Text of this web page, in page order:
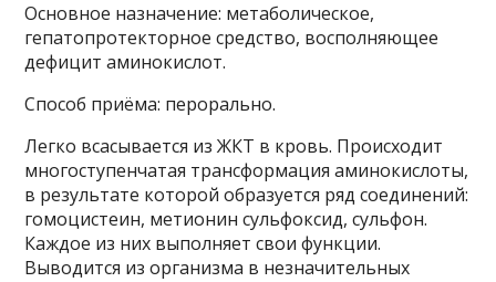
Основное назначение: метаболическое,
гепатопротекторное средство, восполняющее
дефицит аминокислот.
Способ приёма: перорально.
Легко всасывается из ЖКТ в кровь. Происходит
многоступенчатая трансформация аминокислоты,
в результате которой образуется ряд соединений:
гомоцистеин, метионин сульфоксид, сульфон.
Каждое из них выполняет свои функции.
Выводится из организма в незначительных